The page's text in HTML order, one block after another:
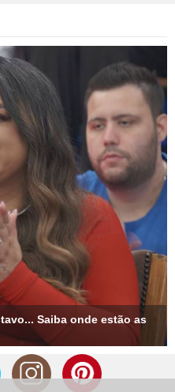
Saiba onde estão as